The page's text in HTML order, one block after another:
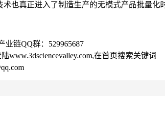
也真正进入了制造生产的无模式产品批量化
业链QQ群：529965687
www.3dsciencevalley.com,在首页搜索关键词